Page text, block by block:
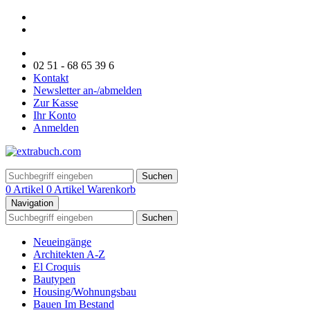
02 51 - 68 65 39 6
Kontakt
Newsletter an-/abmelden
Zur Kasse
Ihr Konto
Anmelden
Suchen
0 Artikel 0 Artikel Warenkorb
Navigation
Suchen
Neueingänge
Architekten A-Z
El Croquis
Bautypen
Housing/Wohnungsbau
Bauen Im Bestand